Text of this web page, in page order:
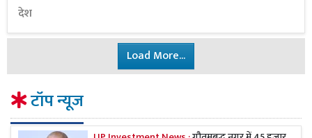
देश
Load More...
टॉप न्यूज